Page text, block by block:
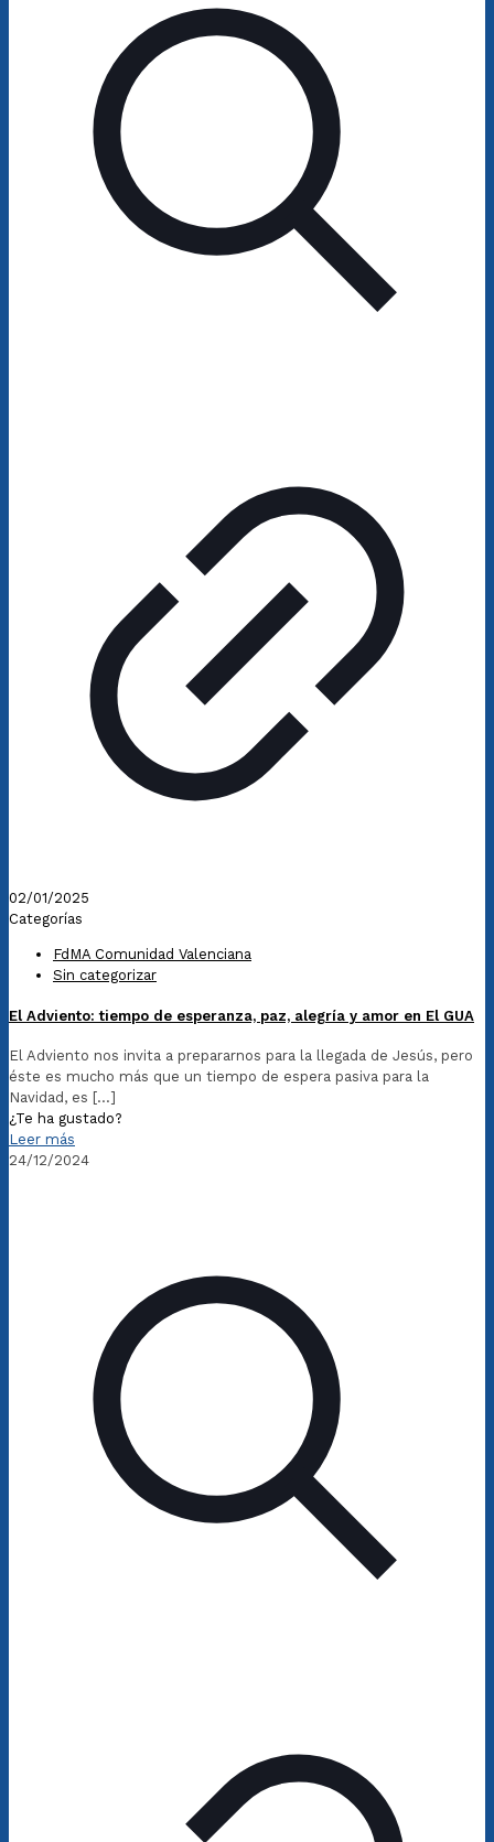
02/01/2025
Categorías
FdMA Comunidad Valenciana
Sin categorizar
El Adviento: tiempo de esperanza, paz, alegría y amor en El GUA
El Adviento nos invita a prepararnos para la llegada de Jesús, pero
éste es mucho más que un tiempo de espera pasiva para la
Navidad, es […]
¿Te ha gustado?
Leer más
24/12/2024